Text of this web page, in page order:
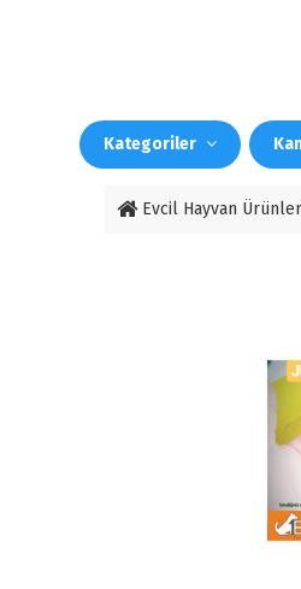
Kategoriler
Evcil Hayvan